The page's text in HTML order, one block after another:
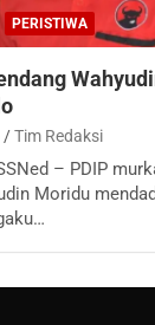
PERISTIWA
Tim Redaksi
– PDIP
Moridu